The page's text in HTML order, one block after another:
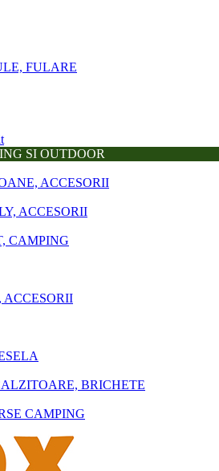
FULARE
SI OUTDOOR
ACCESORII
ACCESORII
CAMPING
ACCESORII
BRICHETE
CAMPING